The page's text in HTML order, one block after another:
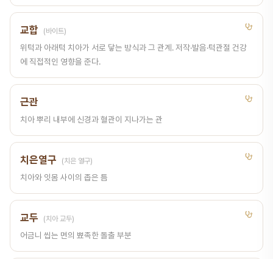
교합 (바이트)
위턱과 아래턱 치아가 서로 닿는 방식과 그 관계. 저작·발음·턱관절 건강
에 직접적인 영향을 준다.
근관
치아 뿌리 내부에 신경과 혈관이 지나가는 관
치은열구 (치은 열구)
치아와 잇몸 사이의 좁은 틈
교두 (치아 교두)
어금니 씹는 면의 뾰족한 돌출 부분